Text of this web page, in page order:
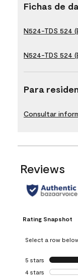
Fichas de
N524-TDS 524
N524-TDS 524
Para
Consultar
Reviews
Rating Snapshot
Select a row
5 stars stars
4 stars stars